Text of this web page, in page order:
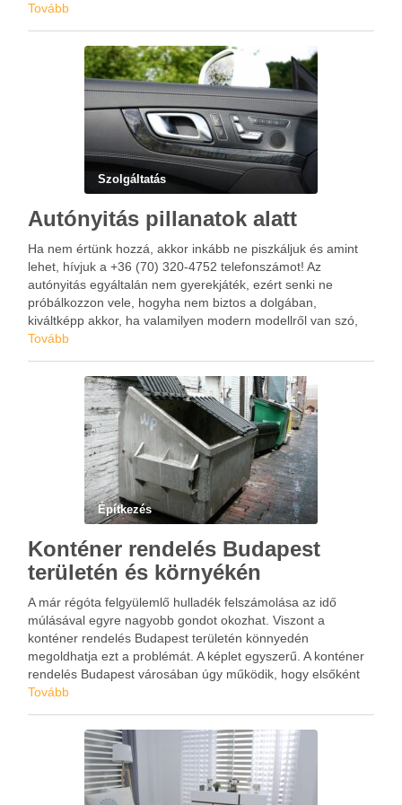
belevághat, ha látványos változást szeretne elérni a
szakrendelő 10 éves …
Tovább
Szolgáltatás
Autónyitás pillanatok alatt
Ha nem értünk hozzá, akkor inkább ne piszkáljuk és amint
lehet, hívjuk a +36 (70) 320-4752 telefonszámot! Az
autónyitás egyáltalán nem gyerekjáték, ezért senki ne
próbálkozzon vele, hogyha nem biztos a dolgában,
kiváltképp akkor, ha valamilyen modern modellről van szó,
aminek a zárrendszere már sokkal bonyolultabbnak számít,
Tovább
Építkezés
Konténer rendelés Budapest
területén és környékén
A már régóta felgyülemlő hulladék felszámolása az idő
múlásával egyre nagyobb gondot okozhat. Viszont a
konténer rendelés Budapest területén könnyedén
megoldhatja ezt a problémát. A képlet egyszerű. A konténer
rendelés Budapest városában úgy működik, hogy elsőként
fel kell keresni a szemétszállítással foglalkozó vállalatot,
Tovább